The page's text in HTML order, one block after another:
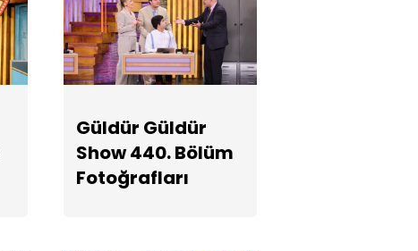
Güldür Güldür
Show 438.
Bölüm
Fotoğrafları
Güldür Güldür
Show 437.
Bölüm
Güldür Güldür
Show 440. Bölüm
Fotoğrafları